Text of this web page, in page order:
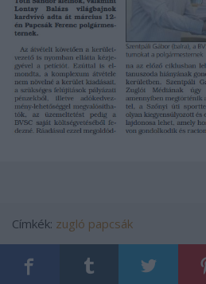
Címkék: zugló papcsák